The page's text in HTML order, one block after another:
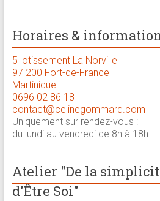
Horaires &
5 lotissement La Norville
97 200 Fort-de-France
Martinique
0696 02 86 18
contact@celinegommard.com
Uniquement sur rendez-vous :
du lundi au vendredi de 8h à 18h
Atelier "De la
d'Être Soi"